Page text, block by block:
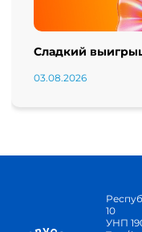
Сладкий
03.08.2026
10
УНП